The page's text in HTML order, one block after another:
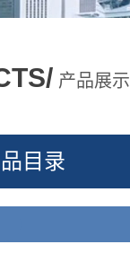
产品展示
目录